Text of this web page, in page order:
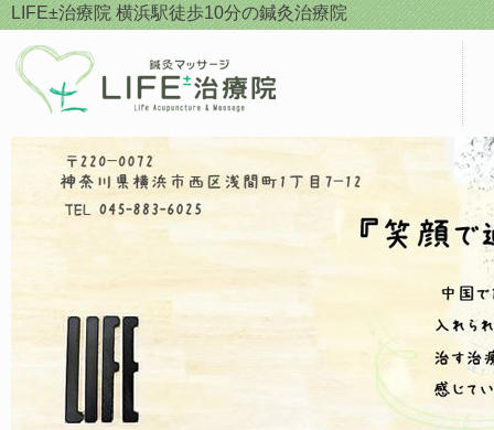
Skip
content
LIFE±治療院 横浜駅徒歩10分の鍼灸治療院